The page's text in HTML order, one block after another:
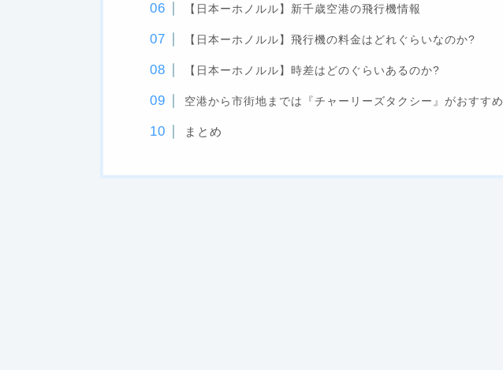
【日本ーホノルル】新千歳空港の飛行機情報
【日本ーホノルル】飛行機の料金はどれぐらいなのか?
【日本ーホノルル】時差はどのぐらいあるのか?
空港から市街地までは『チャーリーズタクシー』がおすすめ
まとめ